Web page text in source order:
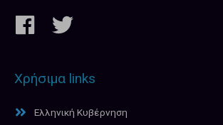
Χρήσιμα links
Ελληνική Κυβέρνηση